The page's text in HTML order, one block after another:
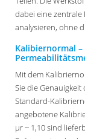
dabei eine zentrale
analysieren, ohne
Kalibiernormal
Mit dem
Sie die
Standard-
angebotene
µr ~ 1,10 sind